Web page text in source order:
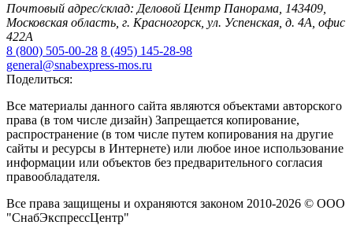
Почтовый адрес/склад: Деловой Центр Панорама, 143409,
Московская область, г. Красногорск, ул. Успенская, д. 4А, офис
422А
8 (800) 505-00-28 8 (495) 145-28-98
general@snabexpress-mos.ru
Поделиться:
Все материалы данного сайта являются объектами авторского
права (в том числе дизайн) Запрещается копирование,
распространение (в том числе путем копирования на другие
сайты и ресурсы в Интернете) или любое иное использование
информации или объектов без предварительного согласия
правообладателя.
Все права защищены и охраняются законом 2010-2026 © ООО
"СнабЭкспрессЦентр"